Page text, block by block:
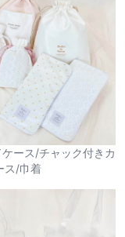
ース/チャック付きカ
ス/巾着